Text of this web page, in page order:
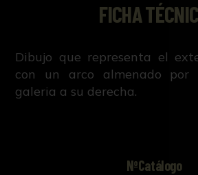
FICHA
Dibujo que representa el
con un arco almenado
galeria a su derecha.
NºCatálogo